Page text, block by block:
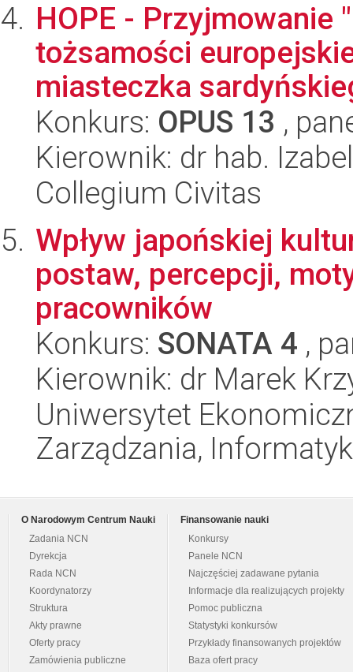
HOPE - Przyjmowanie
tożsamości
miasteczka
Konkurs: OPUS 13 ,
Kierownik: dr hab.
Collegium Civitas
Wpływ japońskiej
postaw, percepcji,
pracowników
Konkurs: SONATA 4 ,
Kierownik: dr Marek
Uniwersytet
Zarządzania,
O Narodowym Centrum Nauki
Zadania NCN
Dyrekcja
Rada NCN
Koordynatorzy
Struktura
Akty prawne
Oferty pracy
Zamówienia publiczne
Finansowanie nauki
Konkursy
Panele NCN
Najczęściej zadawane pytania
Informacje dla realizujących projekty
Pomoc publiczna
Statystyki konkursów
Przykłady finansowanych projektów
Baza ofert pracy